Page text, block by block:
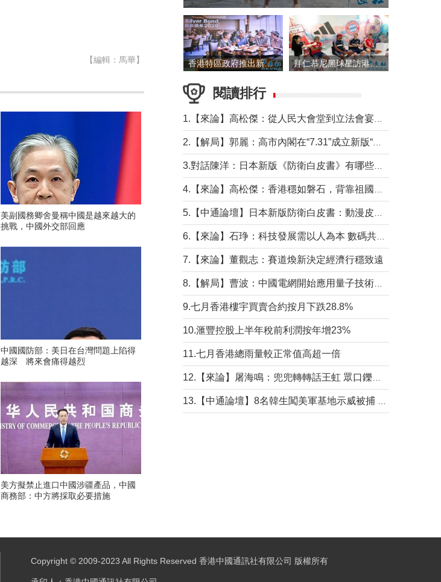
【編輯：馬華】
美副國務卿舍曼稱中國是越來越大的
挑戰，中國外交部回應
中國國防部：美日在台灣問題上陷得
越深 將來會痛得越烈
美方擬禁止進口中國涉疆產品，中國
商務部：中方將採取必要措施
香港特區政府推出新一批銀色債券 每手1萬元保底息4.25厘 拜仁慕尼黑球星訪港 與球迷近距離互動
閱讀排行
7.【來論】董觀志：賽道煥新決定經濟行穩致遠
9.七月香港樓宇買賣合約按月下跌28.8%
10.滙豐控股上半年稅前利潤按年增23%
11.七月香港總雨量較正常值高超一倍
Copyright © 2009-2023 All Rights Reserved 香港中國通訊社有限公司 版權所有